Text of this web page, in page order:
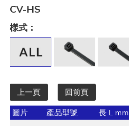
全選
長 L mm / inch
寬 W mm / inch
全選
承受力 lbs/kgf/N
全選
CV-HS
樣式：
上一頁 回前頁
圖片 產品型號 長 L